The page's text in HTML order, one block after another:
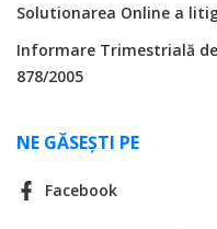
Solutionarea Online a
Informare Trimestrială
878/2005
NE GĂSEȘTI PE
Facebook